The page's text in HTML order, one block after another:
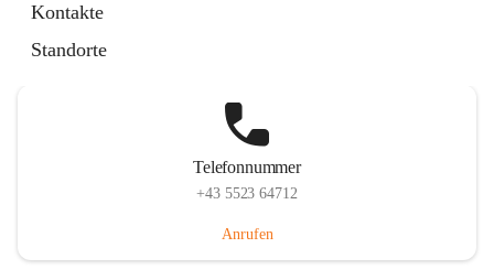
Kontakte
Standorte
Telefonnummer
+43 5523 64712
Anrufen